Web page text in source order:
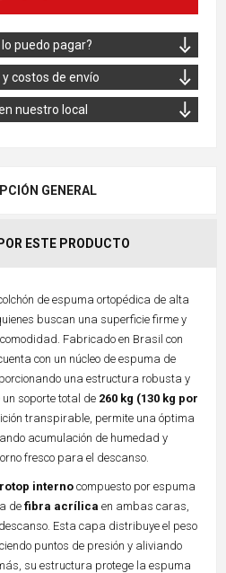
puedo pagar?
y costos de envío
nuestro local
GENERAL
ESTE PRODUCTO
de espuma ortopédica de alta
buscan una superficie firme y
Fabricado en Brasil con
con un núcleo de espuma de
una estructura robusta y
soporte total de 260 kg (130 kg por
transpirable, permite una óptima
acumulación de humedad y
fresco para el descanso.
internocompuesto por espuma
de fibra acrílica en ambas caras,
Esta capa distribuye el peso
puntos de presión y aliviando
su estructura protege la espuma